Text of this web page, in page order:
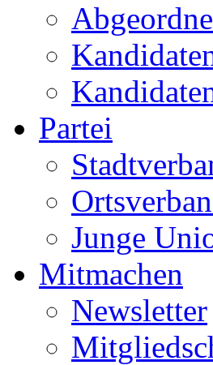
Partei
Junge
Mitmachen
Newsletter